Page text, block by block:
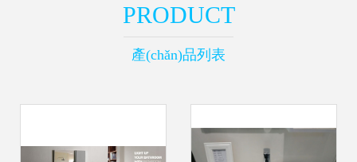
PRODUCT
產(chǎn)品列表